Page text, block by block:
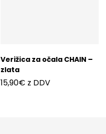
Verižica za očala CHAIN –
zlata
15,90€ z DDV